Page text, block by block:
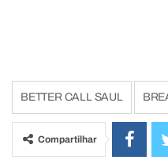
BETTER CALL SAUL
Compartilhar